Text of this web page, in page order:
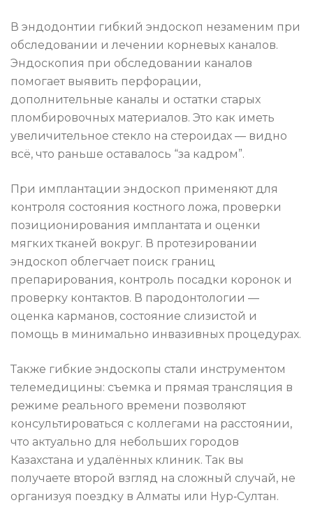
В эндодонтии гибкий эндоскоп незаменим при
обследовании и лечении корневых каналов.
Эндоскопия при обследовании каналов
помогает выявить перфорации,
дополнительные каналы и остатки старых
пломбировочных материалов. Это как иметь
увеличительное стекло на стероидах — видно
всё, что раньше оставалось “за кадром”.
При имплантации эндоскоп применяют для
контроля состояния костного ложа, проверки
позиционирования имплантата и оценки
мягких тканей вокруг. В протезировании
эндоскоп облегчает поиск границ
препарирования, контроль посадки коронок и
проверку контактов. В пародонтологии —
оценка карманов, состояние слизистой и
помощь в минимально инвазивных процедурах.
Также гибкие эндоскопы стали инструментом
телемедицины: съемка и прямая трансляция в
режиме реального времени позволяют
консультироваться с коллегами на расстоянии,
что актуально для небольших городов
Казахстана и удалённых клиник. Так вы
получаете второй взгляд на сложный случай, не
организуя поездку в Алматы или Нур‑Султан.